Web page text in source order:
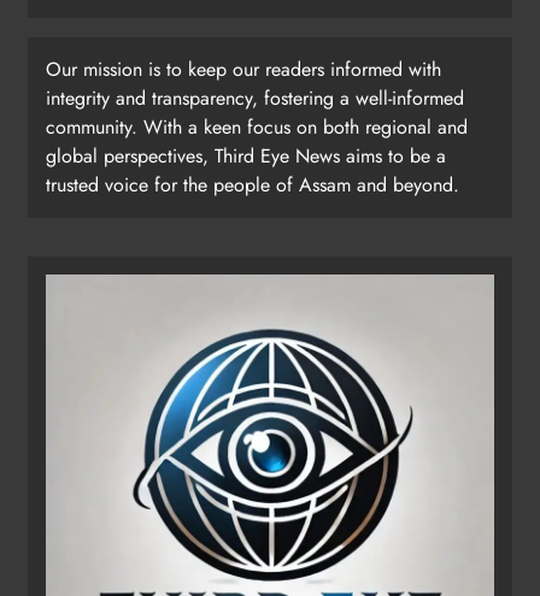
Our mission is to keep our readers informed with
integrity and transparency, fostering a well-informed
community. With a keen focus on both regional and
global perspectives, Third Eye News aims to be a
trusted voice for the people of Assam and beyond.